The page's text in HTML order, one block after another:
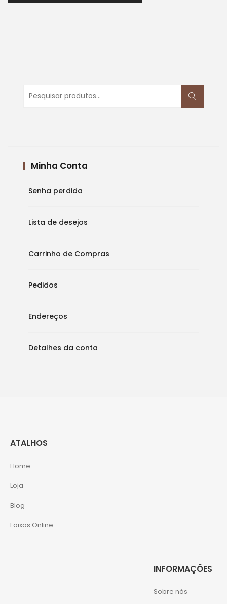
Pesquisar
por:
Minha Conta
Senha perdida
Lista de desejos
Carrinho de Compras
Pedidos
Endereços
Detalhes da conta
ATALHOS
Home
Loja
Blog
Faixas Online
INFORMAÇÕES
Sobre nós